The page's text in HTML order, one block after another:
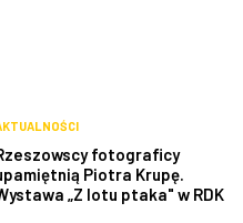
fotograficy
Piotra Krupę.
„Z lotu ptaka" w RDK